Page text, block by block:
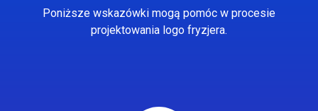
Poniższe wskazówki mogą pomóc w procesie
projektowania logo fryzjera.